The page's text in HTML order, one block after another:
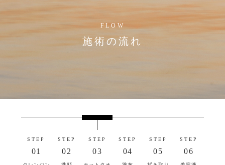
FLOW
施術の流れ
STEP
01
STEP
02
STEP
03
STEP
04
STEP
05
STEP
06